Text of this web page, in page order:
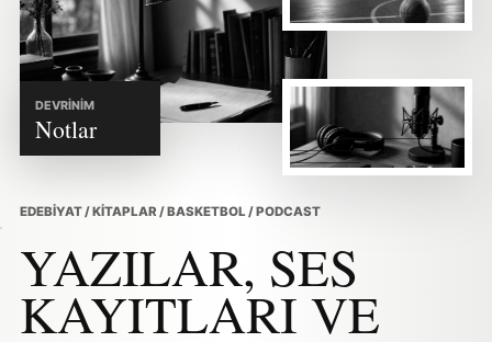
EDEBIYAT / KITAPLAR / BASKETBOL / PODCAST
YAZILAR, SES
KAYITLARI VE
DEVRINIM
Notlar